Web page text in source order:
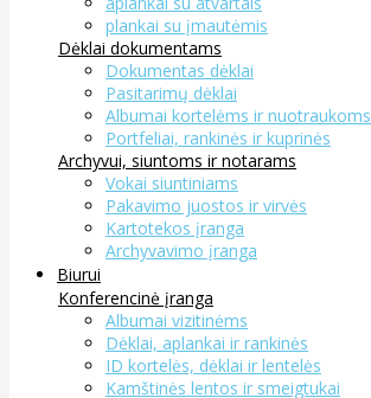
plankai su įmautėmis
Dėklai dokumentams
Dokumentas dėklai
Pasitarimų dėklai
Albumai kortelėms ir nuotraukoms
Portfeliai, rankinės ir kuprinės
Archyvui, siuntoms ir notarams
Vokai siuntiniams
Pakavimo juostos ir virvės
Kartotekos įranga
Archyvavimo įranga
Biurui
Konferencinė įranga
Albumai vizitinėms
Dėklai, aplankai ir rankinės
ID kortelės, dėklai ir lentelės
Kamštinės lentos ir smeigtukai